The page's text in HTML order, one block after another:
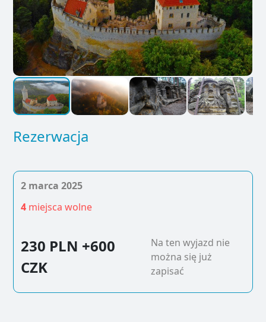
Rezerwacja
2 marca 2025
4 miejsca wolne
230 PLN +600
CZK
Na ten wyjazd nie
można się już
zapisać